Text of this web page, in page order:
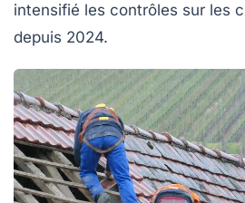
intensifié les contrôles sur les
depuis 2024.